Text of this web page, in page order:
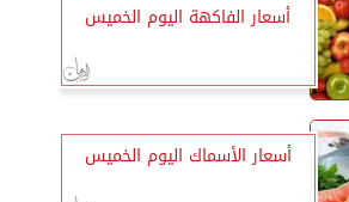
أسعار الفاكهة اليوم الخميس
أسعار الأسماك اليوم الخميس